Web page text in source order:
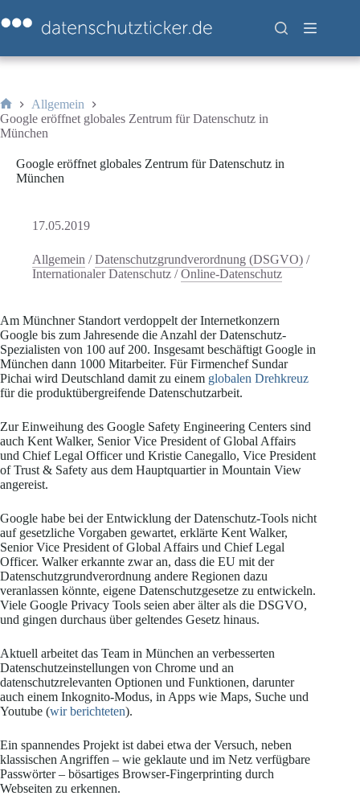
Inhalt
springen
Start
Allgemein
Google eröffnet globales Zentrum für Datenschutz in
München
Google eröffnet globales Zentrum für Datenschutz in
München
17.05.2019
Allgemein /Datenschutzgrundverordnung (DSGVO) /
Internationaler Datenschutz /Online-Datenschutz
Am Münchner Standort verdoppelt der Internetkonzern
Google bis zum Jahresende die Anzahl der Datenschutz-
Spezialisten von 100 auf 200. Insgesamt beschäftigt Google in
München dann 1000 Mitarbeiter. Für Firmenchef Sundar
Pichai wird Deutschland damit zu einem globalen Drehkreuz
für die produktübergreifende Datenschutzarbeit.
Zur Einweihung des Google Safety Engineering Centers sind
auch Kent Walker, Senior Vice President of Global Affairs
und Chief Legal Officer und Kristie Canegallo, Vice President
of Trust & Safety aus dem Hauptquartier in Mountain View
angereist.
Google habe bei der Entwicklung der Datenschutz-Tools nicht
auf gesetzliche Vorgaben gewartet, erklärte Kent Walker,
Senior Vice President of Global Affairs und Chief Legal
Officer. Walker erkannte zwar an, dass die EU mit der
Datenschutzgrundverordnung andere Regionen dazu
veranlassen könnte, eigene Datenschutzgesetze zu entwickeln.
Viele Google Privacy Tools seien aber älter als die DSGVO,
und gingen durchaus über geltendes Gesetz hinaus.
Aktuell arbeitet das Team in München an verbesserten
Datenschutzeinstellungen von Chrome und an
datenschutzrelevanten Optionen und Funktionen, darunter
auch einem Inkognito-Modus, in Apps wie Maps, Suche und
Youtube (wir berichteten).
Ein spannendes Projekt ist dabei etwa der Versuch, neben
klassischen Angriffen – wie geklaute und im Netz verfügbare
Passwörter – bösartiges Browser-Fingerprinting durch
Webseiten zu erkennen.